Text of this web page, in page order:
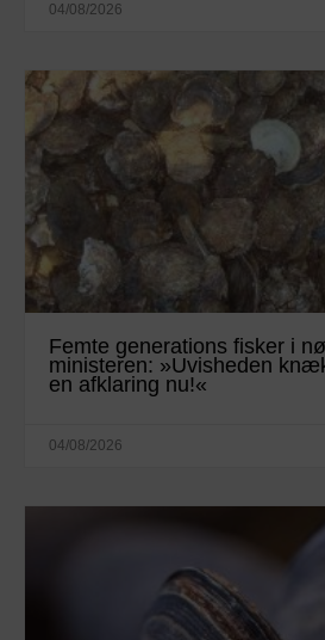
04/08/2026
Femte generations fisker i
ministeren: »Uvisheden
en afklaring nu!«
04/08/2026